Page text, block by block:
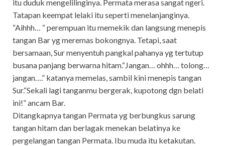
itu duduk mengelilinginya. Permata merasa sangat ngeri.
Tatapan keempat lelaki itu seperti menelanjanginya.
“Aihhh… “ perempuan itu memekik dan langsung menepis
tangan Bar yg meremas bokongnya. Tetapi, saat
bersamaan, Sur menyentuh pangkal pahanya yg tertutup
busana panjang berwarna hitam.“Jangan… ohhh… tolong…
jangan….” katanya memelas, sambil kini menepis tangan
Sur.“Sekali lagi tanganmu bergerak, kupotong dgn belati
ini!” ancam Bar.
Ditangkapnya tangan Permata yg berbungkus sarung
tangan hitam dan berlagak menekan belatinya ke
pergelangan tangan Permata. Ibu muda itu ketakutan.